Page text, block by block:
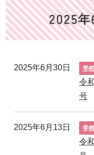
2025
2025年6月30日 学
令
号
2025年6月13日 学
令